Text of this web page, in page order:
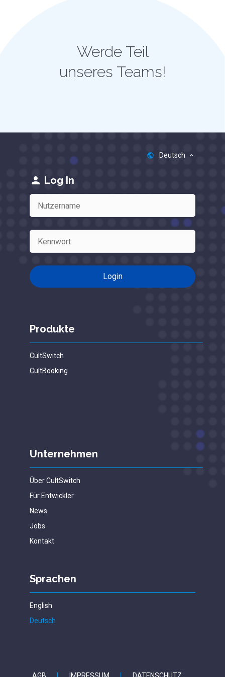
Werde Teil
unseres Teams!
Produkte
CultSwitch
CultBooking
Unternehmen
Über CultSwitch
Für Entwickler
News
Jobs
Kontakt
Sprachen
English
Deutsch
public Deutsch keyboard_arrow_up
person Log In